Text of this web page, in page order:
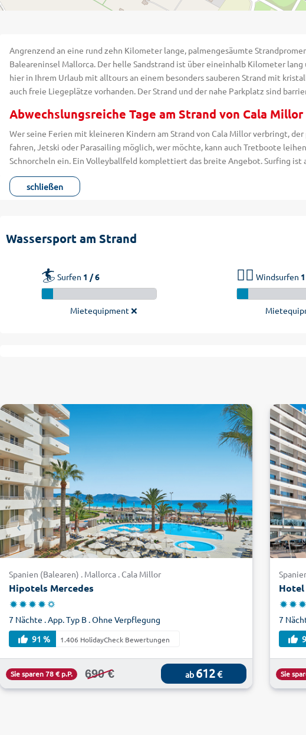
Angrenzend an eine rund zehn Kilometer lange, palmengesäumte
Baleareninsel Mallorca. Der helle Sandstrand ist über eineinhalb Kilometer
hier in Ihrem Urlaub mit alltours an einem besonders sauberen Strand mit
auch freie Liegeplätze vorhanden. Der Strand und der nahe Parkplatz sind
Abwechslungsreiche Tage am Strand von Cala Millor
Wer seine Ferien mit kleineren Kindern am Strand von Cala Millor verbringt,
fahren, Jetski oder Parasailing möglich, wer möchte, kann auch Tretboote
Schnorcheln ein. Ein Volleyballfeld komplettiert das breite Angebot. Surfing
schließen
Wassersport am Strand
🏄 Surfen 1 / 6
Mietequipment ❌
🏄‍♂️ Windsurfen
Spanien (Balearen) . Mallorca . Cala Millor
Hipotels Mercedes
7 Nächte . App. Typ B . Ohne Verpflegung
91 %
1.406 HolidayCheck Bewertungen
690 €
Sie sparen 78 € p.P. ab 612€
Hotel
7
Sie